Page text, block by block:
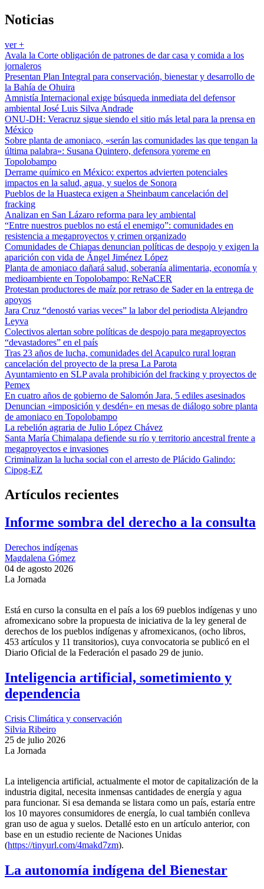
Noticias
ver +
Avala la Corte obligación de patrones de dar casa y comida a los
jornaleros
Presentan Plan Integral para conservación, bienestar y desarrollo de
la Bahía de Ohuira
Amnistía Internacional exige búsqueda inmediata del defensor
ambiental José Luis Silva Andrade
ONU-DH: Veracruz sigue siendo el sitio más letal para la prensa en
México
Sobre planta de amoniaco, «serán las comunidades las que tengan la
última palabra»: Susana Quintero, defensora yoreme en
Topolobampo
Derrame químico en México: expertos advierten potenciales
impactos en la salud, agua, y suelos de Sonora
Pueblos de la Huasteca exigen a Sheinbaum cancelación del
fracking
Analizan en San Lázaro reforma para ley ambiental
“Entre nuestros pueblos no está el enemigo”: comunidades en
resistencia a megaproyectos y crimen organizado
Comunidades de Chiapas denuncian políticas de despojo y exigen la
aparición con vida de Ángel Jiménez López
Planta de amoniaco dañará salud, soberanía alimentaria, economía y
medioambiente en Topolobampo: ReNaCER
Protestan productores de maíz por retraso de Sader en la entrega de
apoyos
Jara Cruz “denostó varias veces” la labor del periodista Alejandro
Leyva
Colectivos alertan sobre políticas de despojo para megaproyectos
“devastadores” en el país
Tras 23 años de lucha, comunidades del Acapulco rural logran
cancelación del proyecto de la presa La Parota
Ayuntamiento en SLP avala prohibición del fracking y proyectos de
Pemex
En cuatro años de gobierno de Salomón Jara, 5 ediles asesinados
Denuncian «imposición y desdén» en mesas de diálogo sobre planta
de amoniaco en Topolobampo
La rebelión agraria de Julio López Chávez
Santa María Chimalapa defiende su río y territorio ancestral frente a
megaproyectos e invasiones
Criminalizan la lucha social con el arresto de Plácido Galindo:
Cipog-EZ
Artículos recientes
Informe sombra del derecho a la consulta
Derechos indígenas
Magdalena Gómez
04 de agosto 2026
La Jornada
Está en curso la consulta en el país a los 69 pueblos indígenas y uno
afromexicano sobre la propuesta de iniciativa de la ley general de
derechos de los pueblos indígenas y afromexicanos, (ocho libros,
453 artículos y 11 transitorios), cuya convocatoria se publicó en el
Diario Oficial de la Federación el pasado 29 de junio.
Inteligencia artificial, sometimiento y
dependencia
Crisis Climática y conservación
Silvia Ribeiro
25 de julio 2026
La Jornada
La inteligencia artificial, actualmente el motor de capitalización de la
industria digital, necesita inmensas cantidades de energía y agua
para funcionar. Si esa demanda se listara como un país, estaría entre
los 10 mayores consumidores de energía, lo cual también conlleva
gran uso de agua y suelos. Detallé esto en un artículo anterior, con
base en un estudio reciente de Naciones Unidas
(https://tinyurl.com/4makd7zm).
La autonomía indígena del Bienestar